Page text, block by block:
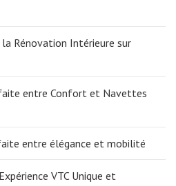
la Rénovation Intérieure sur
entre Confort et Navettes
entre élégance et mobilité
VTC Unique et